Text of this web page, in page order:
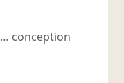
… conception